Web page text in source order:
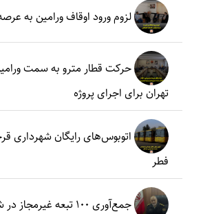
لزوم ورود اوقاف ورامین به
حرکت قطار مترو به سمت
تهران برای اجرای پروژه
اتوبوس‌های رایگان شهرداری
فطر
جمع‌آوری ۱۰۰ تبعه غیرمجاز در شهرستان پردیس